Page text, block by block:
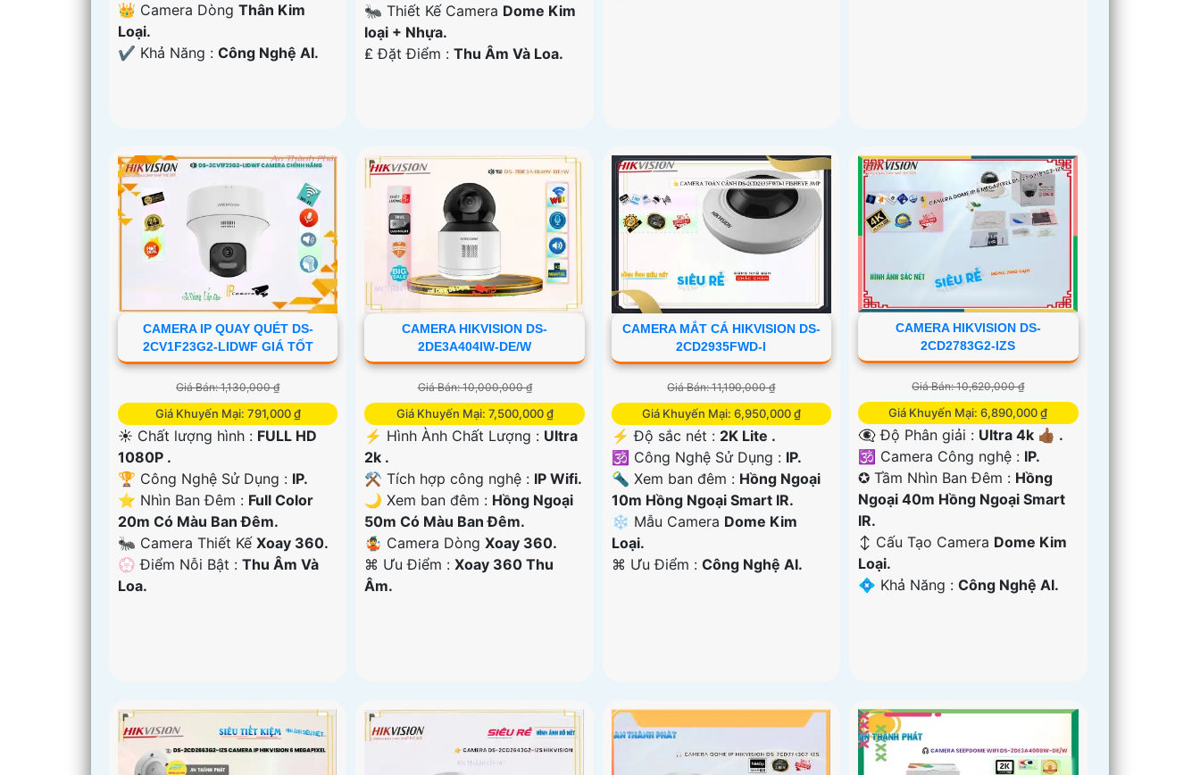
👑 Camera Dòng Thân Kim
Loại.
️✔️ Khả Năng : Công Nghệ AI.
🐜 Thiết Kế Camera Dome Kim
loại + Nhựa.
️₤ Đặt Điểm :Thu Âm Và Loa.
CAMERA IP QUAY QUÉT DS-
2CV1F23G2-LIDWF GIÁ TỐT
Giá Bán: 1,130,000 ₫
Giá Khuyến Mại: 791,000 ₫
☀️ Chất lượng hình : FULL HD
1080P .
🏆 Công Nghệ Sử Dụng : IP.
⭐ Nhìn Ban Đêm : Full Color
20m Có Màu Ban Ðêm.
🐜 Camera Thiết Kế Xoay 360.
️💮 Điểm Nỗi Bật : Thu Âm Và
Loa.
CAMERA HIKVISION DS-
2DE3A404IW-DE/W
Giá Bán: 10,000,000 ₫
Giá Khuyến Mại: 7,500,000 ₫
️⚡ Hình Ành Chất Lượng : Ultra
2k .
⚒ Tích hợp công nghệ : IP Wifi.
🌙 Xem ban đêm : Hồng Ngoại
50m Có Màu Ban Đêm.
🤹 Camera DòngXoay 360.
️⌘ Ưu Điểm :Xoay 360 Thu
Âm.
CAMERA MẮT CÁ HIKVISION DS-
2CD2935FWD-I
Giá Bán: 11,190,000 ₫
Giá Khuyến Mại: 6,950,000 ₫
️⚡ Độ sắc nét : 2K Lite .
🕉️ Công Nghệ Sử Dụng : IP.
🔦 Xem ban đêm : Hồng Ngoại
10m Hồng Ngoại Smart IR.
❄ Mẫu Camera Dome Kim
Loại.
️⌘ Ưu Điểm : Công Nghệ AI.
CAMERA HIKVISION DS-
2CD2783G2-IZS
Giá Bán: 10,620,000 ₫
Giá Khuyến Mại: 6,890,000 ₫
👁️‍🗨 Độ Phân giải : Ultra 4k 👍🏾 .
🕉️ Camera Công nghệ : IP.
✪ Tầm Nhìn Ban Đêm : Hồng
Ngoại 40m Hồng Ngoại Smart
IR.
↕️ Cấu Tạo Camera Dome Kim
Loại.
️💠 Khả Năng :Công Nghệ AI.